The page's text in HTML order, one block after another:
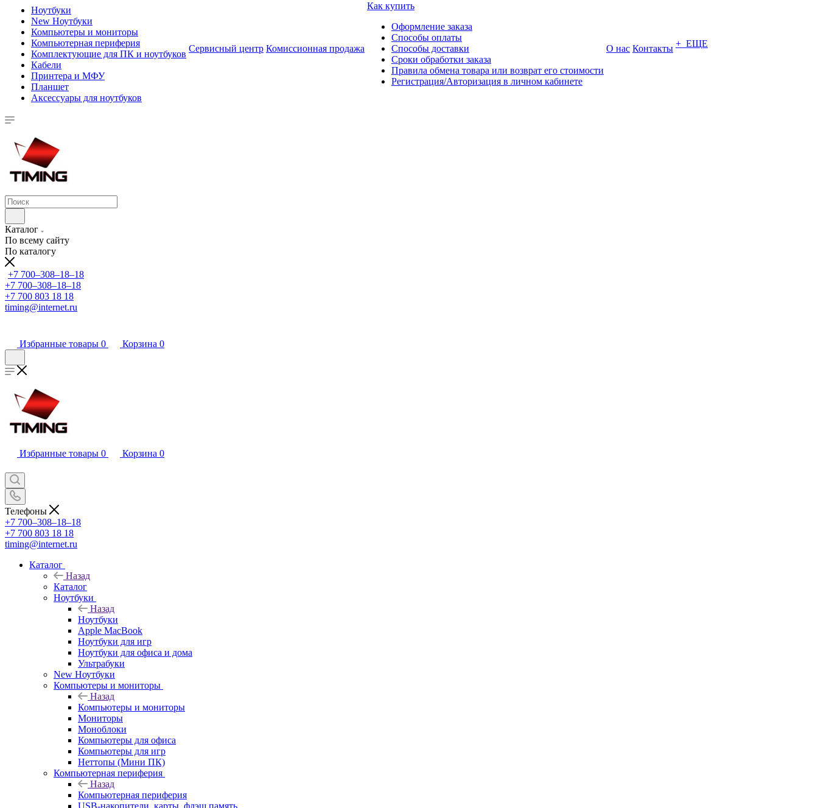
Ноутбуки
New Ноутбуки
Компьютеры и мониторы
Компьютерная периферия
Комплектующие для ПК и ноутбуков
Кабели
Принтера и МФУ
Планшет
Аксессуары для ноутбуков
Сервисный центр Комиссионная продажа
Как купить
Оформление заказа
Способы оплаты
Способы доставки
Сроки обработки заказа
Правила обмена товара или возврат его стоимости
Регистрация/Авторизация в личном кабинете
О нас Контакты + ЕЩЕ
Каталог
По всему сайту
По каталогу
+7 700‒308‒18‒18
+7 700‒308‒18‒18
+7 700 803 18 18
timing@internet.ru
Избранные товары 0 Корзина 0
Избранные товары 0 Корзина 0
Телефоны
+7 700‒308‒18‒18
+7 700 803 18 18
timing@internet.ru
Каталог
Назад
Каталог
Ноутбуки
Назад
Ноутбуки
Apple MacBook
Ноутбуки для игр
Ноутбуки для офиса и дома
Ультрабуки
New Ноутбуки
Компьютеры и мониторы
Назад
Компьютеры и мониторы
Мониторы
Моноблоки
Компьютеры для офиса
Компьютеры для игр
Неттопы (Мини ПК)
Компьютерная периферия
Назад
Компьютерная периферия
USB-накопители, карты, флэш память